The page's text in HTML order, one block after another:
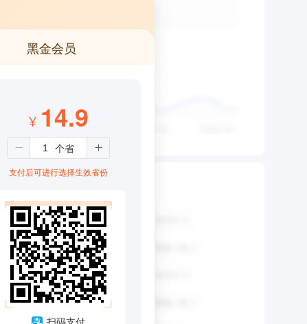
黑金会员
¥ 14.9
支付后可进行选择生效省份
扫码支付